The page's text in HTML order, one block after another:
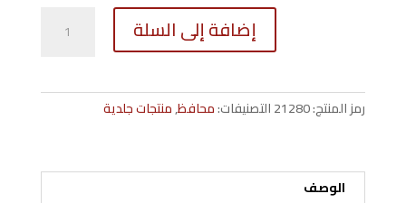
حافظه
إضافة إلى السلة
رمز المنتج:21280التصنيفات:محافظ,منتجات جلدية
الوصف